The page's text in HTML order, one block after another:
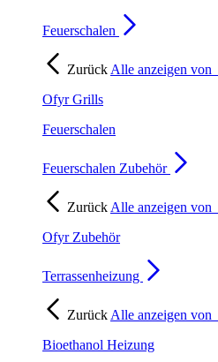
Feuerschalen
Zurück Alle anzeigen von
Ofyr Grills
Feuerschalen
Feuerschalen Zubehör
Zurück Alle anzeigen von
Ofyr Zubehör
Terrassenheizung
Zurück Alle anzeigen von
Bioethanol Heizung